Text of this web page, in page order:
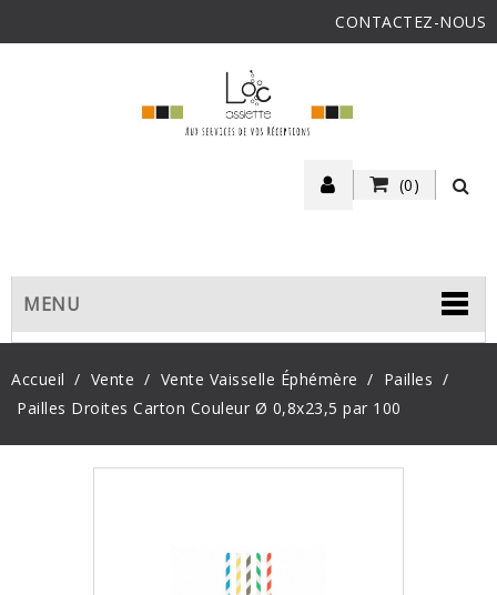
CONTACTEZ-NOUS
(0)
MENU
Accueil Vente Vente Vaisselle Éphémère
Pailles
Pailles Droites Carton Couleur Ø 0,8x23,5 par 100